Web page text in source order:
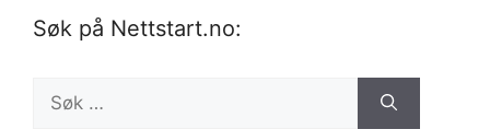
Søk på Nettstart.no:
Søk
etter: